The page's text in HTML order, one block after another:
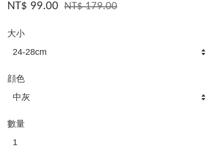
NT$ 99.00 NT$ 179.00
大小
顔色
數量